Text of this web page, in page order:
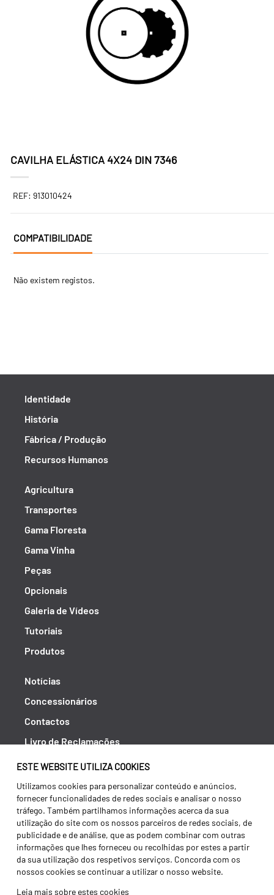
ESTE WEBSITE UTILIZA COOKIES
Utilizamos cookies para personalizar conteúdo e anúncios,
fornecer funcionalidades de redes sociais e analisar o nosso
tráfego. Também partilhamos informações acerca da sua
utilização do site com os nossos parceiros de redes sociais, de
publicidade e de análise, que as podem combinar com outras
informações que lhes forneceu ou recolhidas por estes a partir
da sua utilização dos respetivos serviços. Concorda com os
nossos cookies se continuar a utilizar o nosso website.
Leia mais sobre estes cookies
CAVILHA ELÁSTICA 4X24 DIN 7346
REF: 913010424
COMPATIBILIDADE
Não existem registos.
Identidade
História
Fábrica / Produção
Recursos Humanos
Agricultura
Transportes
Gama Floresta
Gama Vinha
Peças
Opcionais
Galeria de Vídeos
Tutoriais
Produtos
Notícias
Concessionários
Contactos
Livro de Reclamações
Política de Privacidade
Canal de Denúncias (RGPC)
Termos e condições